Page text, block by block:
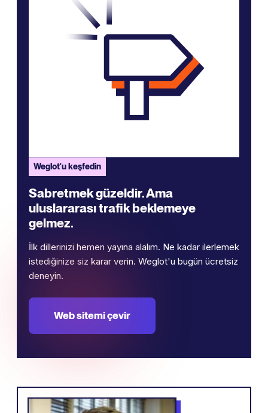
Weglot'u keşfedin
Sabretmek güzeldir. Ama
uluslararası trafik beklemeye
gelmez.
İlk dillerinizi hemen yayına alalım. Ne kadar ilerlemek
istediğinize siz karar verin. Weglot'u bugün ücretsiz
deneyin.
Web sitemi çevir